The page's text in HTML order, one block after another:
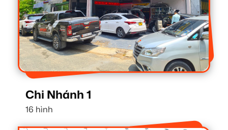
Chi Nhánh 1
16 hình